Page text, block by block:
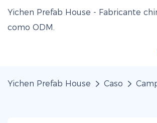
Yichen Prefab House - Fabricante
como ODM.
Yichen Prefab House Caso